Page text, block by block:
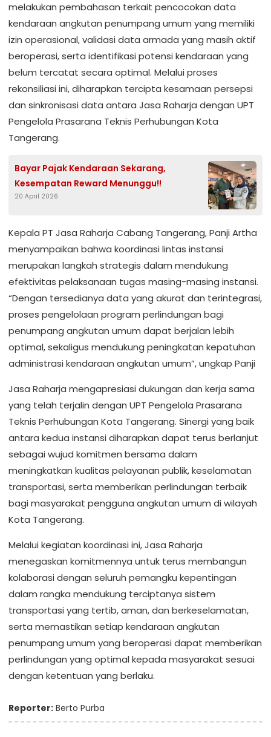
melakukan pembahasan terkait pencocokan data
kendaraan angkutan penumpang umum yang memiliki
izin operasional, validasi data armada yang masih aktif
beroperasi, serta identifikasi potensi kendaraan yang
belum tercatat secara optimal. Melalui proses
rekonsiliasi ini, diharapkan tercipta kesamaan persepsi
dan sinkronisasi data antara Jasa Raharja dengan UPT
Pengelola Prasarana Teknis Perhubungan Kota
Tangerang.
Bayar Pajak Kendaraan Sekarang,
Kesempatan Reward Menunggu!!
20 April 2026
Kepala PT Jasa Raharja Cabang Tangerang, Panji Artha
menyampaikan bahwa koordinasi lintas instansi
merupakan langkah strategis dalam mendukung
efektivitas pelaksanaan tugas masing-masing instansi.
“Dengan tersedianya data yang akurat dan terintegrasi,
proses pengelolaan program perlindungan bagi
penumpang angkutan umum dapat berjalan lebih
optimal, sekaligus mendukung peningkatan kepatuhan
administrasi kendaraan angkutan umum”, ungkap Panji
Jasa Raharja mengapresiasi dukungan dan kerja sama
yang telah terjalin dengan UPT Pengelola Prasarana
Teknis Perhubungan Kota Tangerang. Sinergi yang baik
antara kedua instansi diharapkan dapat terus berlanjut
sebagai wujud komitmen bersama dalam
meningkatkan kualitas pelayanan publik, keselamatan
transportasi, serta memberikan perlindungan terbaik
bagi masyarakat pengguna angkutan umum di wilayah
Kota Tangerang.
Melalui kegiatan koordinasi ini, Jasa Raharja
menegaskan komitmennya untuk terus membangun
kolaborasi dengan seluruh pemangku kepentingan
dalam rangka mendukung terciptanya sistem
transportasi yang tertib, aman, dan berkeselamatan,
serta memastikan setiap kendaraan angkutan
penumpang umum yang beroperasi dapat memberikan
perlindungan yang optimal kepada masyarakat sesuai
dengan ketentuan yang berlaku.
Reporter: Berto Purba